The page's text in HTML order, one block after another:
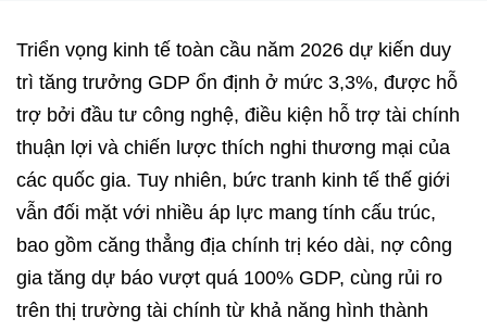
Triển vọng kinh tế toàn cầu năm 2026 dự kiến duy
trì tăng trưởng GDP ổn định ở mức 3,3%, được hỗ
trợ bởi đầu tư công nghệ, điều kiện hỗ trợ tài chính
thuận lợi và chiến lược thích nghi thương mại của
các quốc gia. Tuy nhiên, bức tranh kinh tế thế giới
vẫn đối mặt với nhiều áp lực mang tính cấu trúc,
bao gồm căng thẳng địa chính trị kéo dài, nợ công
gia tăng dự báo vượt quá 100% GDP, cùng rủi ro
trên thị trường tài chính từ khả năng hình thành